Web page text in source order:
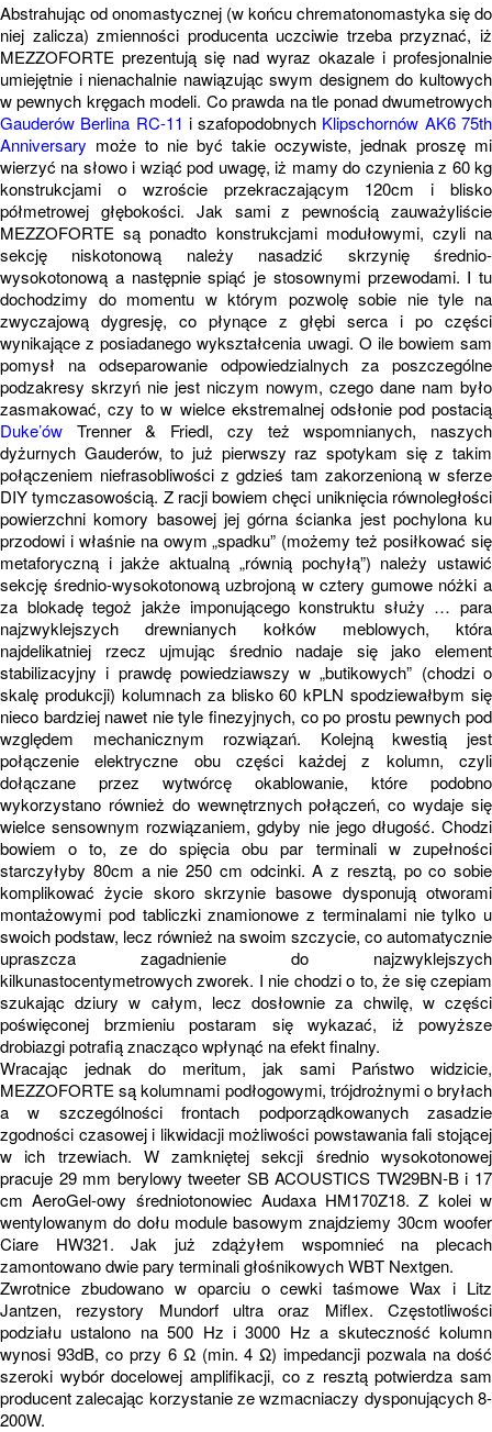
Abstrahując od onomastycznej (w końcu chrematonomastyka się do
niej zalicza) zmienności producenta uczciwie trzeba przyznać, iż
MEZZOFORTE prezentują się nad wyraz okazale i profesjonalnie
umiejętnie i nienachalnie nawiązując swym designem do kultowych
w pewnych kręgach modeli. Co prawda na tle ponad dwumetrowych
Gauderów Berlina RC-11 i szafopodobnych Klipschornów AK6 75th
Anniversary może to nie być takie oczywiste, jednak proszę mi
wierzyć na słowo i wziąć pod uwagę, iż mamy do czynienia z 60 kg
konstrukcjami o wzroście przekraczającym 120cm i blisko
półmetrowej głębokości. Jak sami z pewnością zauważyliście
MEZZOFORTE są ponadto konstrukcjami modułowymi, czyli na
sekcję niskotonową należy nasadzić skrzynię średnio-
wysokotonową a następnie spiąć je stosownymi przewodami. I tu
dochodzimy do momentu w którym pozwolę sobie nie tyle na
zwyczajową dygresję, co płynące z głębi serca i po części
wynikające z posiadanego wykształcenia uwagi. O ile bowiem sam
pomysł na odseparowanie odpowiedzialnych za poszczególne
podzakresy skrzyń nie jest niczym nowym, czego dane nam było
zasmakować, czy to w wielce ekstremalnej odsłonie pod postacią
Duke’ów Trenner & Friedl, czy też wspomnianych, naszych
dyżurnych Gauderów, to już pierwszy raz spotykam się z takim
połączeniem niefrasobliwości z gdzieś tam zakorzenioną w sferze
DIY tymczasowością. Z racji bowiem chęci uniknięcia równoległości
powierzchni komory basowej jej górna ścianka jest pochylona ku
przodowi i właśnie na owym „spadku” (możemy też posiłkować się
metaforyczną i jakże aktualną „równią pochyłą”) należy ustawić
sekcję średnio-wysokotonową uzbrojoną w cztery gumowe nóżki a
za blokadę tegoż jakże imponującego konstruktu służy … para
najzwyklejszych drewnianych kołków meblowych, która
najdelikatniej rzecz ujmując średnio nadaje się jako element
stabilizacyjny i prawdę powiedziawszy w „butikowych” (chodzi o
skalę produkcji) kolumnach za blisko 60 kPLN spodziewałbym się
nieco bardziej nawet nie tyle finezyjnych, co po prostu pewnych pod
względem mechanicznym rozwiązań. Kolejną kwestią jest
połączenie elektryczne obu części każdej z kolumn, czyli
dołączane przez wytwórcę okablowanie, które podobno
wykorzystano również do wewnętrznych połączeń, co wydaje się
wielce sensownym rozwiązaniem, gdyby nie jego długość. Chodzi
bowiem o to, ze do spięcia obu par terminali w zupełności
starczyłyby 80cm a nie 250 cm odcinki. A z resztą, po co sobie
komplikować życie skoro skrzynie basowe dysponują otworami
montażowymi pod tabliczki znamionowe z terminalami nie tylko u
swoich podstaw, lecz również na swoim szczycie, co automatycznie
upraszcza zagadnienie do najzwyklejszych
kilkunastocentymetrowych zworek. I nie chodzi o to, że się czepiam
szukając dziury w całym, lecz dosłownie za chwilę, w części
poświęconej brzmieniu postaram się wykazać, iż powyższe
drobiazgi potrafią znacząco wpłynąć na efekt finalny.
Wracając jednak do meritum, jak sami Państwo widzicie,
MEZZOFORTE są kolumnami podłogowymi, trójdrożnymi o bryłach
a w szczególności frontach podporządkowanych zasadzie
zgodności czasowej i likwidacji możliwości powstawania fali stojącej
w ich trzewiach. W zamkniętej sekcji średnio wysokotonowej
pracuje 29 mm berylowy tweeter SB ACOUSTICS TW29BN-B i 17
cm AeroGel-owy średniotonowiec Audaxa HM170Z18. Z kolei w
wentylowanym do dołu module basowym znajdziemy 30cm woofer
Ciare HW321. Jak już zdążyłem wspomnieć na plecach
zamontowano dwie pary terminali głośnikowych WBT Nextgen.
Zwrotnice zbudowano w oparciu o cewki taśmowe Wax i Litz
Jantzen, rezystory Mundorf ultra oraz Miflex. Częstotliwości
podziału ustalono na 500 Hz i 3000 Hz a skuteczność kolumn
wynosi 93dB, co przy 6 Ω (min. 4 Ω) impedancji pozwala na dość
szeroki wybór docelowej amplifikacji, co z resztą potwierdza sam
producent zalecając korzystanie ze wzmacniaczy dysponujących 8-
200W.